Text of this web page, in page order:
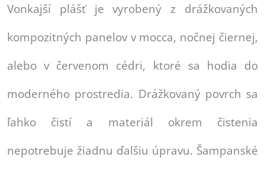
Vonkajší plášť je vyrobený z drážkovaných
kompozitných panelov v mocca, nočnej čiernej,
alebo v červenom cédri, ktoré sa hodia do
moderného prostredia. Drážkovaný povrch sa
ľahko čistí a materiál okrem čistenia
nepotrebuje žiadnu ďalšiu úpravu. Šampanské